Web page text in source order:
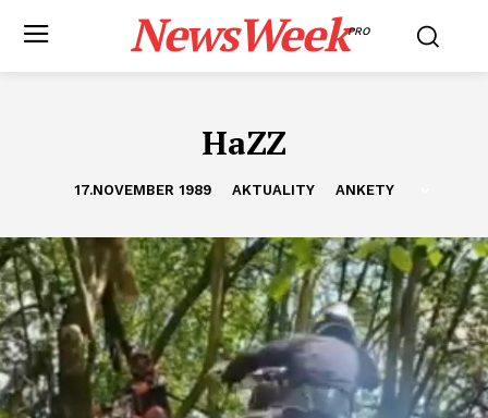
NewsWeekPRO
HaZZ
17.NOVEMBER 1989 AKTUALITY ANKETY